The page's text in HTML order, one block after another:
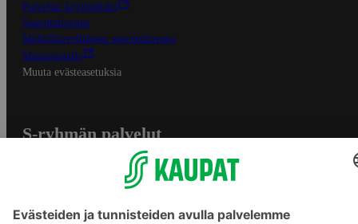
Palvelun käyttöehdot
Saavutettavuus
Mobiilisovelluksen saavutettavuus
Mainostajalle
Muuta evästeasetuksia
S-ryhmän palvelut
Yhteishyvä Ruoka -sovellus